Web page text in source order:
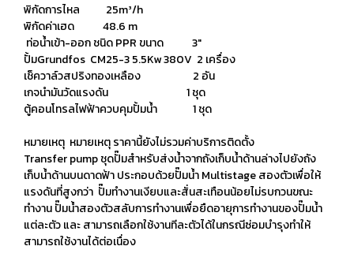
พิกัดการไหล 25m³/h
พิกัดค่าเฮด 48.6 m
ท่อน้ำเข้า-ออก ชนิด PPR ขนาด 3"
ปั้มGrundfos CM25-3 5.5Kw 380V 2 เครื่อง
เช็ควาล์วสปริงทองเหลือง 2 อัน
เกจนำมันวัดแรงดัน 1 ชุด
ตู้คอนโทรลไฟฟ้าควบคุมปั้มน้ำ 1 ชุด
หมายเหตุ หมายเหตุ ราคานี้ยังไม่รวมค่าบริการติดตั้ง
Transfer pump ชุดปั๊มสำหรับส่งน้ำจากถังเก็บน้ำด้านล่างไปยังถัง
เก็บน้ำด้านบนดาดฟ้า ประกอบด้วยปั๊มน้ำ Multistage สองตัวเพื่อให้
แรงดันที่สูงกว่า ปั๊มทำงานเงียบและสั่นสะเทือนน้อยไม่รบกวนขณะ
ทำงาน ปั๊มน้ำสองตัวสลับการทำงานเพื่อยืดอายุการทำงานของปั๊มน้ำ
แต่ละตัว และ สามารถเลือกใช้งานทีละตัวได้ในกรณีซ่อมบำรุงทำให้
สามารถใช้งานได้ต่อเนื่อง